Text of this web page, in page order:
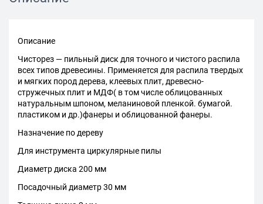
Описание
Чисторез — пильный диск для точного и чистого распила
всех типов древесины. Применяется для распила твердых
и мягких пород дерева, клеевых плит, древесно-
стружечных плит и МДФ( в том числе облицованных
натуральным шпоном, меланиновой пленкой. бумагой.
пластиком и др.)фанеры и облицованной фанеры.
Назначение по дереву
Для инструмента циркулярные пилы
Диаметр диска 200 мм
Посадочный диаметр 30 мм